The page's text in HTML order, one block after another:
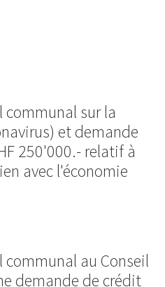
communal sur la
et demande
250'000.- relatif à
avec l'économie
au Conseil
demande de crédit